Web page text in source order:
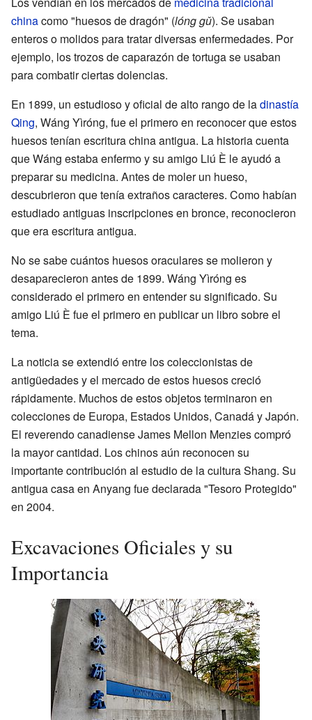
chinacomo "huesos de dragón" (lóng gǔ). Se usaban
enteros o molidos para tratar diversas enfermedades. Por
ejemplo, los trozos de caparazón de tortuga se usaban
para combatir ciertas dolencias.
En 1899, un estudioso y oficial de alto rango de ladinastía
Qing, Wáng Yìróng, fue el primero en reconocer que estos
huesos tenían escritura china antigua. La historia cuenta
que Wáng estaba enfermo y su amigo Liú È le ayudó a
preparar su medicina. Antes de moler un hueso,
descubrieron que tenía extraños caracteres. Como habían
estudiado antiguas inscripciones en bronce, reconocieron
que era escritura antigua.
No se sabe cuántos huesos oraculares se molieron y
desaparecieron antes de 1899. Wáng Yìróng es
considerado el primero en entender su significado. Su
amigo Liú È fue el primero en publicar un libro sobre el
tema.
La noticia se extendió entre los coleccionistas de
antigüedades y el mercado de estos huesos creció
rápidamente. Muchos de estos objetos terminaron en
colecciones de Europa, Estados Unidos, Canadá y Japón.
El reverendo canadiense James Mellon Menzies compró
la mayor cantidad. Los chinos aún reconocen su
importante contribución al estudio de la cultura Shang. Su
antigua casa en Anyang fue declarada "Tesoro Protegido"
en 2004.
Excavaciones Oficiales y su
Importancia